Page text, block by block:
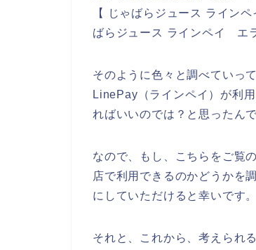
【 じゃばらジュース ライン
ばらジュース ラインペイ エ
そのように色々と調べていっ
LinePay（ラインペイ）が利
ればいいのでは？と思ったんで
なので、もし、こちらをご覧
店で利用できるのかどうかを
にしていただけると幸いです。
それと、これから、考えられ